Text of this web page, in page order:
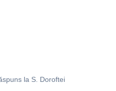
la S. Doroftei